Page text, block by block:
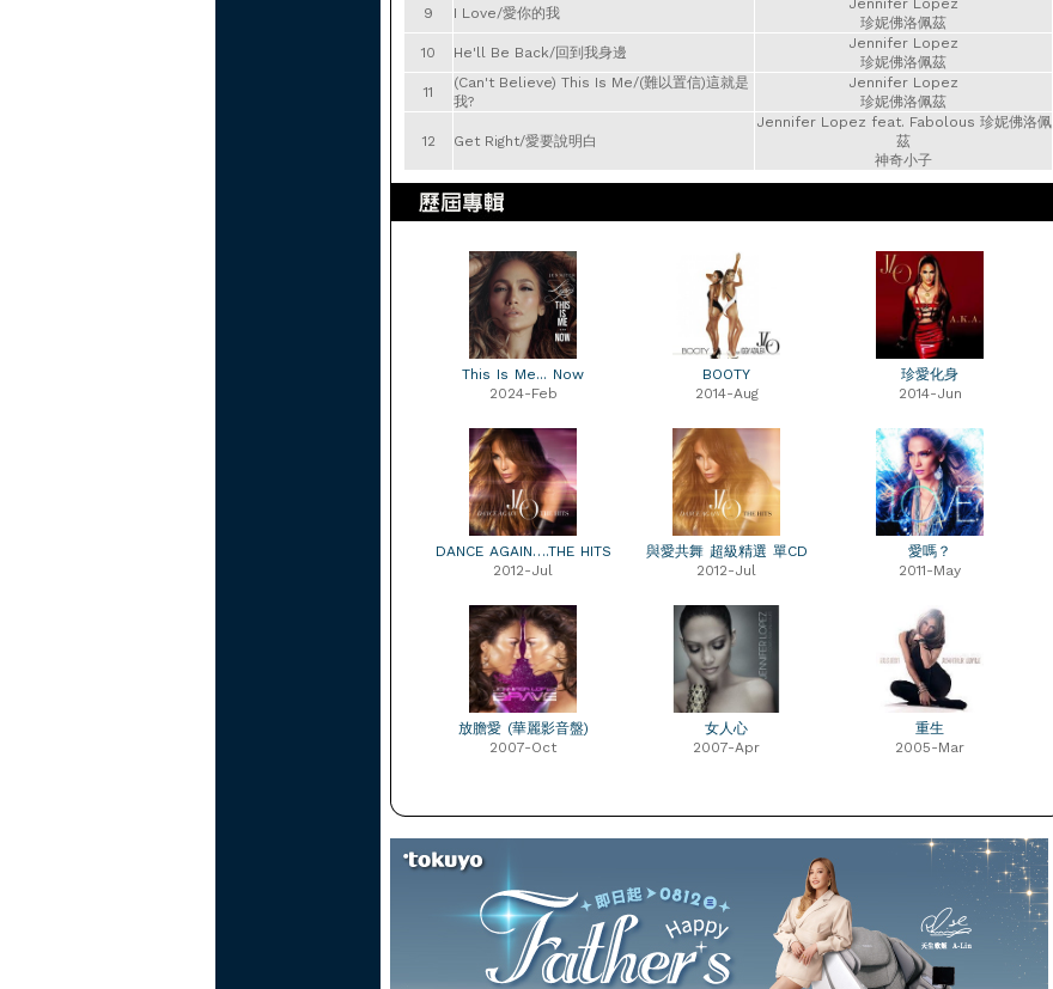
9
I Love/愛你的我
Jennifer Lopez
珍妮佛洛佩茲
10
He'll Be Back/回到我身邊
Jennifer Lopez
珍妮佛洛佩茲
11
(Can't Believe) This Is Me/(難以置信)這就是
我?
Jennifer Lopez
珍妮佛洛佩茲
12 Get Right/愛要說明白
Jennifer Lopez feat. Fabolous 珍妮佛洛佩
茲
神奇小子
This Is Me... Now
2024-Feb
BOOTY
2014-Aug
珍愛化身
2014-Jun
DANCE AGAIN….THE HITS
2012-Jul
與愛共舞 超級精選 單CD
2012-Jul
愛嗎？
2011-May
放膽愛 (華麗影音盤)
2007-Oct
女人心
2007-Apr
重生
2005-Mar